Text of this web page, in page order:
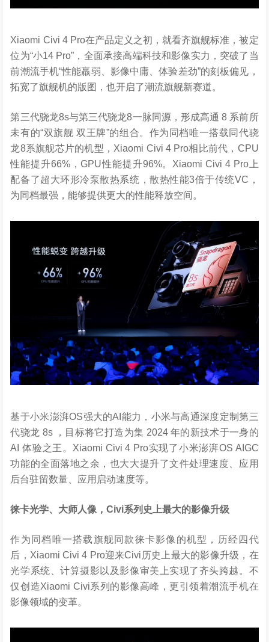
Xiaomi Civi 4 Pro在产品定义之初，就看齐旗舰标准，被定
位为“小14 Pro”，全面承接高端科技和影像实力，突破了当
前潮流手机“性能羸弱、影像中庸、体验差劲”的刻板偏见，
拓宽了旗舰机的版图，也开启了潮流旗舰新赛道。
第三代骁龙8s与第三代骁龙8一脉同源，形成高通 8 系前所
未有的“双旗舰 双王牌”的组合。作为同档唯一搭载同代骁
龙8系旗舰芯片的机型，Xiaomi Civi 4 Pro相比前代，CPU
性能提升66%，GPU性能提升96%。Xiaomi Civi 4 Pro上
配备了超大环形冷泵散热系统，散热性能3倍于传统VC，
为同档最强，能够提供更大的性能释放空间。
基于小米澎湃OS强大的AI能力，小米与高通深度定制第三
代骁龙 8s ，目标将它打造为集 2024 年的新技术于一身的
AI 体验之王。Xiaomi Civi 4 Pro实现了小米澎湃OS AIGC
功能的全面落地之余，也大大提升了文件处理速度、应用
后台驻留数量、应用启动速度等。
徕卡光学、大师人像，Civi系列史上最大的影像升级
作为同档唯一搭载旗舰同款徕卡影像的机型，历经四代
后，Xiaomi Civi 4 Pro迎来Civi历史上最大的影像升级，在
光学系统、计算摄影以及影像审美上实现了齐头跨越。不
仅创造Xiaomi Civi系列的影像高峰，更引领着潮流手机在
影像领域的变革。